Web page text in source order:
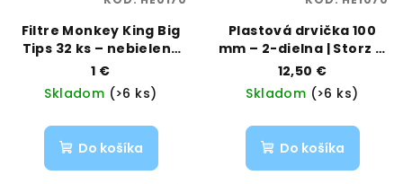
Filtre Monkey King Big
Tips 32 ks – nebielené
kartónové tipy |
Monkey King |
Vaporama
1 €
Skladom (>6 ks)
Do košíka
Plastová drvička 100
mm – 2-dielna | Storz &
Bickel | Vaporama
12,50 €
Skladom (>6 ks)
Do košíka